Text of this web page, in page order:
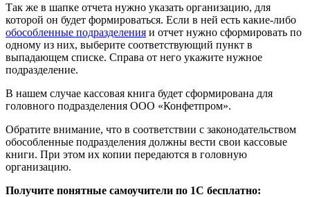
Так же в шапке отчета нужно указать организацию, для
которой он будет формироваться. Если в ней есть какие-либо
обособленные подразделения и отчет нужно сформировать по
одному из них, выберите соответствующий пункт в
выпадающем списке. Справа от него укажите нужное
подразделение.
В нашем случае кассовая книга будет сформирована для
головного подразделения ООО «Конфетпром».
Обратите внимание, что в соответствии с законодательством
обособленные подразделения должны вести свои кассовые
книги. При этом их копии передаются в головную
организацию.
Получите понятные самоучители по 1С бесплатно: